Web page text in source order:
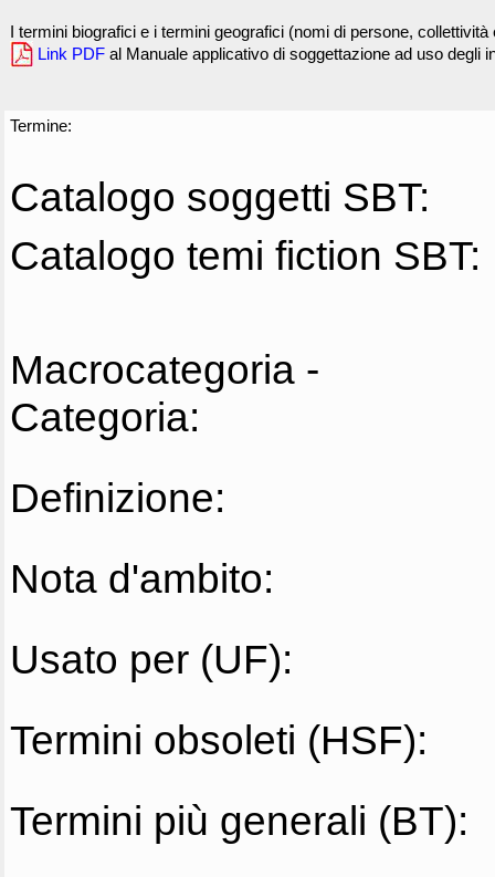
I termini biografici e i termini geografici (nomi di persone,
Link PDF al Manuale applicativo di soggettazione ad uso degli
Termine:
Catalogo soggetti SBT:
Catalogo temi fiction SBT:
Macrocategoria -
Categoria:
Definizione:
Nota d'ambito:
Usato per (UF):
Termini obsoleti (HSF):
Termini più generali (BT):